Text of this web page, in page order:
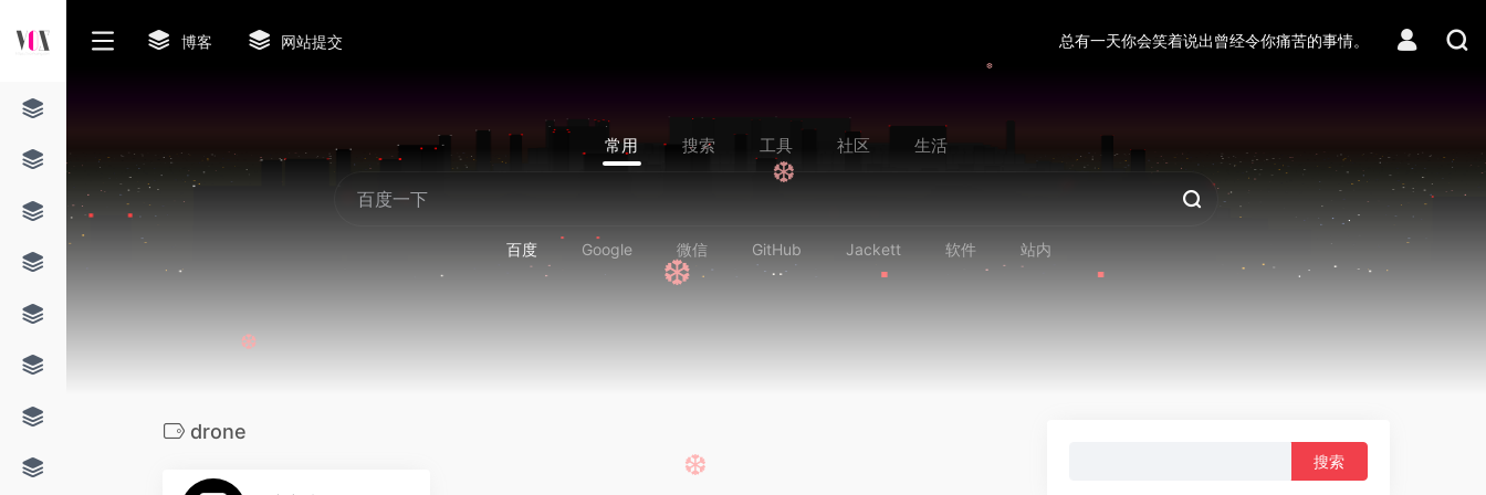
博客 网站提交 总有一天你会笑着说出曾经令你痛苦的事情。
常用 搜索 工具 社区 生活
百度 Google 微信 GitHub Jackett 软件 站内
drone
❆
❆